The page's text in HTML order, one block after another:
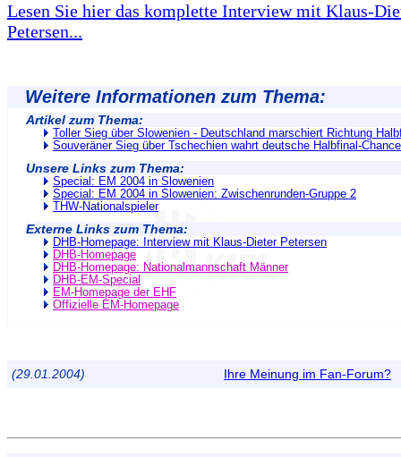
Lesen Sie hier das komplette Interview mit Klaus-
Petersen...
Weitere Informationen zum Thema:
Artikel zum Thema:
Toller Sieg über Slowenien - Deutschland marschiert Richtung
Souveräner Sieg über Tschechien wahrt deutsche Halbfinal-Chance
Unsere Links zum Thema:
Special: EM 2004 in Slowenien
Special: EM 2004 in Slowenien: Zwischenrunden-Gruppe 2
THW-Nationalspieler
Externe Links zum Thema:
DHB-Homepage: Interview mit Klaus-Dieter Petersen
DHB-Homepage
DHB-Homepage: Nationalmannschaft Männer
DHB-EM-Special
EM-Homepage der EHF
Offizielle EM-Homepage
(29.01.2004) Ihre Meinung im Fan-Forum?